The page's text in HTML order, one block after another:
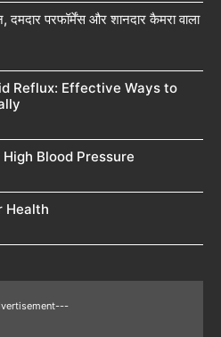
परफॉर्मेंस और शानदार कैमरा वाला
Reflux: Effective Ways to
Blood Pressure
Health